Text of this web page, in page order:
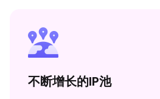
不断增长的IP池